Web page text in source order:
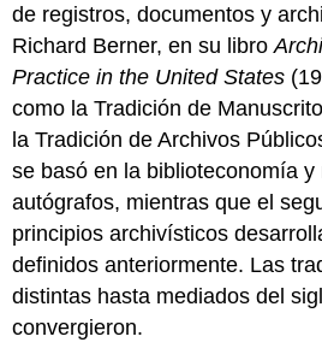
de registros, documentos y
Richard Berner, en su libro
Practice in the United States
como la Tradición de
la Tradición de Archivos
se basó en la biblioteconomía y
autógrafos, mientras que el
principios archivísticos
definidos anteriormente. Las
distintas hasta mediados del
convergieron.